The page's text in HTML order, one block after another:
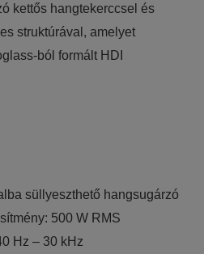
kettős hangtekerccsel és
struktúrával, amelyet
ból formált HDI
süllyeszthető hangsugárzó
500 W RMS
Hz – 30 kHz